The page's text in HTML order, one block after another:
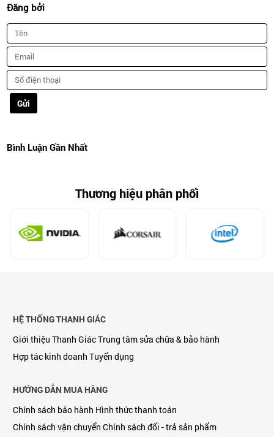
Đăng bởi
Gửi
Bình Luận Gần Nhất
Thương hiệu phân phối
HỆ THỐNG THANH GIÁC
Giới thiệu Thanh GiácTrung tâm sửa chữa & bảo hành
Hợp tác kinh doanh Tuyển dụng
HƯỚNG DẪN MUA HÀNG
Chính sách bảo hành Hình thức thanh toán
Chính sách vận chuyển Chính sách đổi - trả sản phẩm